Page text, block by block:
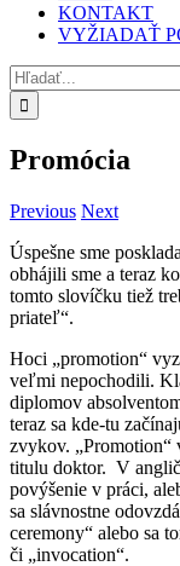
KONTAKT
VYŽIADAŤ
Hľadať:
Promócia
Previous Next
Úspešne sme
obhájili sme a teraz
tomto slovíčku tiež
priateľ“.
Hoci „promotion“
veľmi nepochodili.
diplomov
teraz sa kde-tu
zvykov. „Promotion“
titulu doktor. V
povýšenie v práci,
sa slávnostne
ceremony“ alebo sa
či „invocation“.